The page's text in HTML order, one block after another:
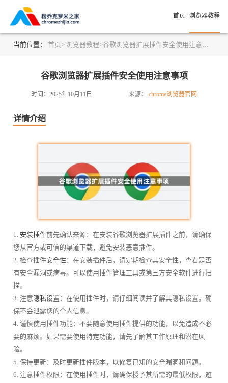
首页 浏览器教程
当前位置： 首页> 浏览器教程>谷歌浏览器扩展插件安全使用注意事项
谷歌浏览器扩展插件安全使用注意事项
时间：2025年10月11日 来源： chrome浏览器官网
详情介绍
1. 安装插件前先确认来源：在安装谷歌浏览器扩展插件之前，请确保
您从官方或可信的渠道下载，避免安装恶意插件。
2. 检查插件安全性 ：在安装插件后，请定期检查其安全性，查看是否
有安全漏洞或病毒。可以使用插件管理工具或第三方安全软件进行扫
描。
3. 注意隐私设置 ：在使用插件时，请仔细阅读并了解其隐私设置，确
保不会泄露您的个人信息。
4. 谨慎使用插件功能：不要随意使用插件提供的功能，以免造成不必
要的麻烦。如果需要使用特定功能，请先了解其工作原理和潜在风
险。
5. 保持更新：及时更新插件版本，以修复已知的安全漏洞和问题。
6. 注意插件权限：在使用插件时，请确保授予其所需的最低权限，避